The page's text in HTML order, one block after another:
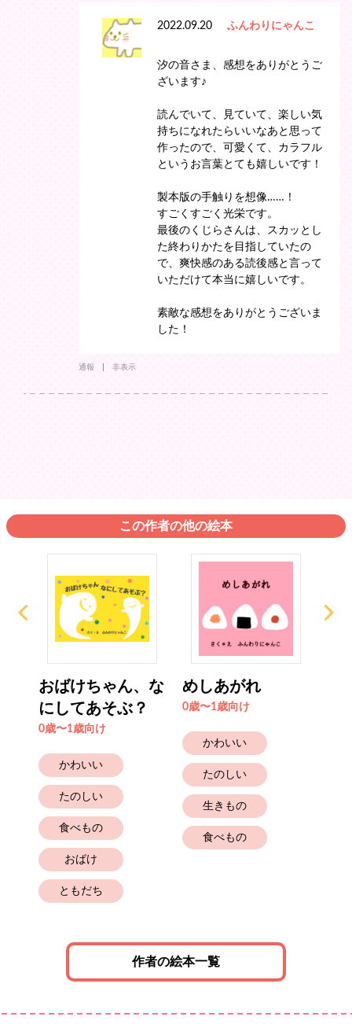
2022.09.20 ふんわりにゃんこ
汐の音さま、感想をありがとうご
ざいます♪
読んでいて、見ていて、楽しい気
持ちになれたらいいなあと思って
作ったので、可愛くて、カラフル
というお言葉とても嬉しいです！
製本版の手触りを想像……！
すごくすごく光栄です。
最後のくじらさんは、スカッとし
た終わりかたを目指していたの
で、爽快感のある読後感と言って
いただけて本当に嬉しいです。
素敵な感想をありがとうございま
した！
通報 非表示
この作者の他の絵本
おばけちゃん、な
にしてあそぶ？
0歳〜1歳向け
かわいい
たのしい
食べもの
おばけ
ともだち
めしあがれ
0歳〜1歳向け
かわいい
たのしい
生きもの
食べもの
作者の絵本一覧